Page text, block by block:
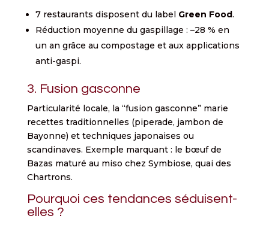
7 restaurants disposent du label Green Food.
Réduction moyenne du gaspillage : –28 % en
un an grâce au compostage et aux applications
anti-gaspi.
3. Fusion gasconne
Particularité locale, la “fusion gasconne” marie
recettes traditionnelles (piperade, jambon de
Bayonne) et techniques japonaises ou
scandinaves. Exemple marquant : le bœuf de
Bazas maturé au miso chez Symbiose, quai des
Chartrons.
Pourquoi ces tendances séduisent-
elles ?